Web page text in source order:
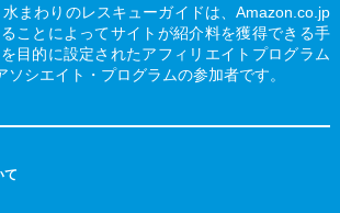
まわりのレスキューガイドは、Amazon.co.jp
ことによってサイトが紹介料を獲得できる手
目的に設定されたアフィリエイトプログラム
ソシエイト・プログラムの参加者です。
て